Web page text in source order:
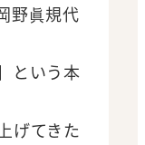
野眞規代
という本
げてきた